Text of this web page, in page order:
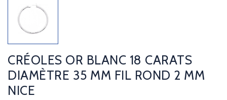
CRÉOLES OR BLANC 18 CARATS
DIAMÈTRE 35 MM FIL ROND 2 MM
NICE